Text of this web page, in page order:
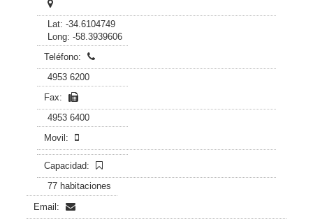
Lat: -34.6104749
Long: -58.3939606
Teléfono:
4953 6200
Fax:
4953 6400
Movil:
Capacidad:
77 habitaciones
Email: